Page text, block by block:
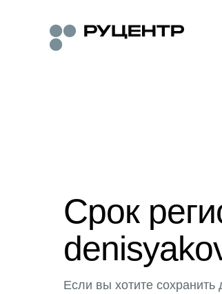
Срок
Если вы хотите